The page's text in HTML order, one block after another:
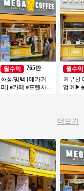
월수익
765만
화성/평택 [메가커
피] #카페 #프랜차이
월수익
※부천
업※▶
더보기